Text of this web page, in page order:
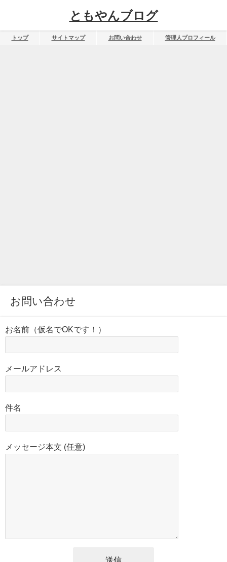
ともやんブログ
トップ サイトマップ お問い合わせ 管理人プロフィール
お問い合わせ
お名前（仮名でOKです！）
メールアドレス
件名
メッセージ本文 (任意)